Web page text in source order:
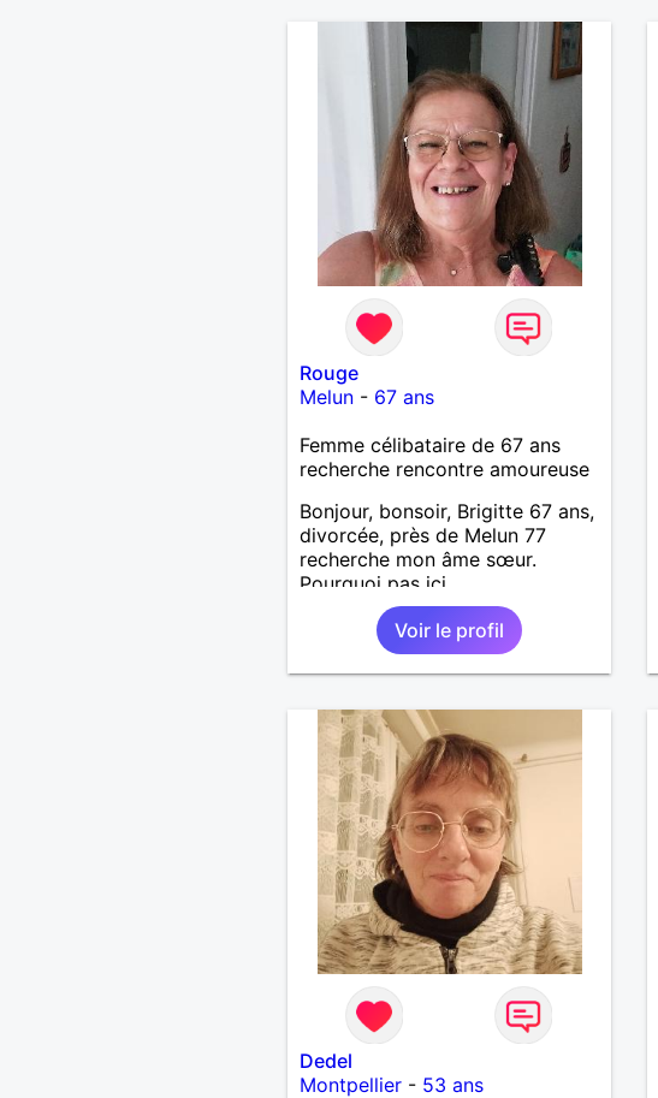
Rouge
Melun- 67 ans
Femme célibataire de 67 ans
recherche rencontre amoureuse
Bonjour, bonsoir, Brigitte 67 ans,
divorcée, près de Melun 77
recherche mon âme sœur.
Pourquoi pas ici.
Voir le profil
Dedel
Montpellier- 53 ans